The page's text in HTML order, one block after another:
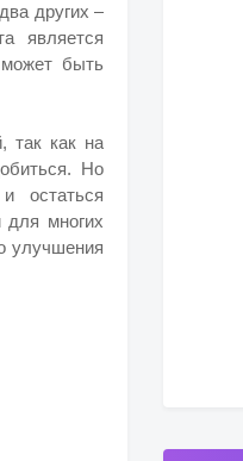
других –
является
быть
так как на
Но
остаться
для многих
улучшения